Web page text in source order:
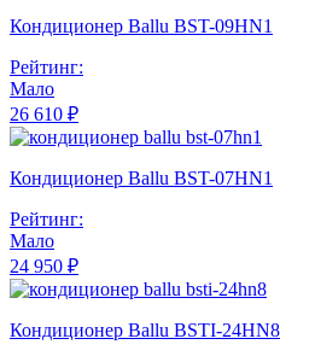
Кондиционер Ballu BST-09HN1
Рейтинг:
Мало
26 610 ₽
Кондиционер Ballu BST-07HN1
Рейтинг:
Мало
24 950 ₽
Кондиционер Ballu BSTI-24HN8